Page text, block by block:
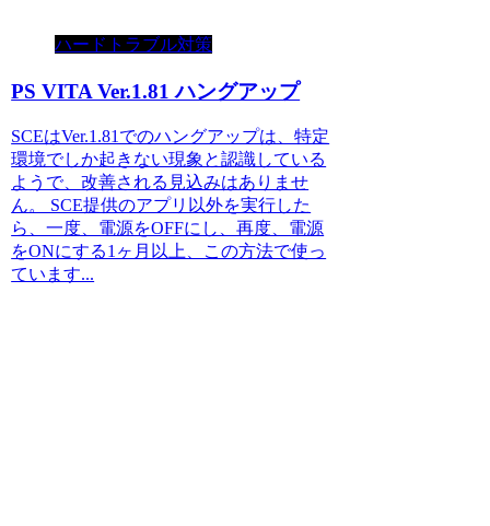
ハードトラブル対策
PS VITA Ver.1.81 ハングアップ
SCEはVer.1.81でのハングアップは、特定
環境でしか起きない現象と認識している
ようで、改善される見込みはありませ
ん。 SCE提供のアプリ以外を実行した
ら、一度、電源をOFFにし、再度、電源
をONにする1ヶ月以上、この方法で使っ
ています...